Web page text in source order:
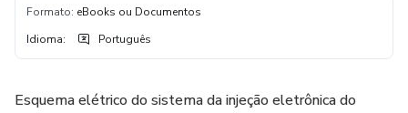
Formato: eBooks ou Documentos
Idioma: Português
Esquema elétrico do sistema da injeção eletrônica do